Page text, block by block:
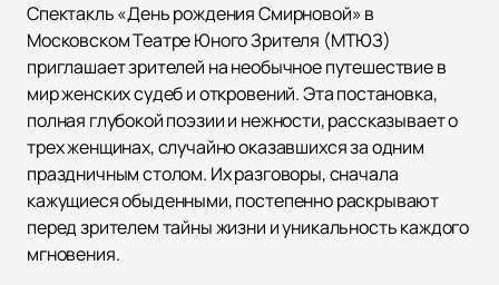
Спектакль «День рождения Смирновой» в
Московском Театре Юного Зрителя (МТЮЗ)
приглашает зрителей на необычное путешествие в
мир женских судеб и откровений. Эта постановка,
полная глубокой поэзии и нежности, рассказывает о
трех женщинах, случайно оказавшихся за одним
праздничным столом. Их разговоры, сначала
кажущиеся обыденными, постепенно раскрывают
перед зрителем тайны жизни и уникальность каждого
мгновения.